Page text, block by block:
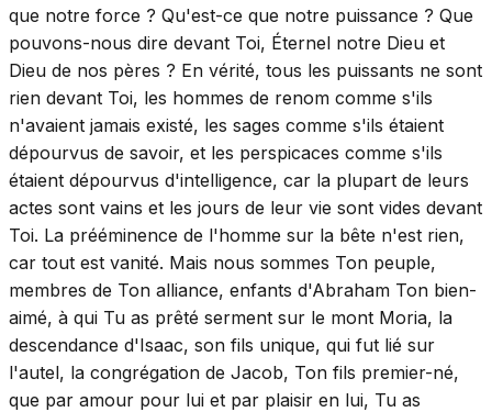
que notre force ? Qu'est-ce que notre puissance ? Que
pouvons-nous dire devant Toi, Éternel notre Dieu et
Dieu de nos pères ? En vérité, tous les puissants ne sont
rien devant Toi, les hommes de renom comme s'ils
n'avaient jamais existé, les sages comme s'ils étaient
dépourvus de savoir, et les perspicaces comme s'ils
étaient dépourvus d'intelligence, car la plupart de leurs
actes sont vains et les jours de leur vie sont vides devant
Toi. La prééminence de l'homme sur la bête n'est rien,
car tout est vanité. Mais nous sommes Ton peuple,
membres de Ton alliance, enfants d'Abraham Ton bien-
aimé, à qui Tu as prêté serment sur le mont Moria, la
descendance d'Isaac, son fils unique, qui fut lié sur
l'autel, la congrégation de Jacob, Ton fils premier-né,
que par amour pour lui et par plaisir en lui, Tu as